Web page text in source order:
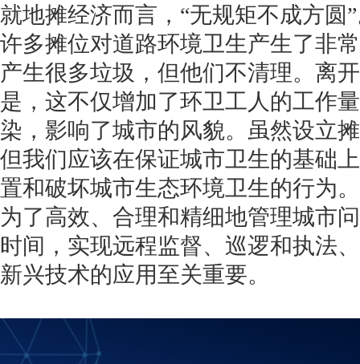
就地摊经济而言，“无规矩不成方圆
许多摊位对道路环境卫生产生了非
产生很多垃圾，但他们不清理。离
是，这不仅增加了环卫工人的工作
染，影响了城市的风貌。虽然设立
但我们应该在保证城市卫生的基础
置和破坏城市生态环境卫生的行为。
为了高效、合理和精细地管理城市
时间，实现远程监督、巡逻和执法
新兴技术的应用至关重要。